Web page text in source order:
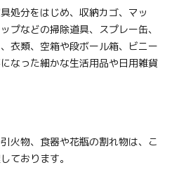
処分をはじめ、収納カゴ、マッ
プなどの掃除道具、スプレー缶、
衣類、空箱や段ボール箱、ビニー
なった細かな生活用品や日用雑貨
火物、食器や花瓶の割れ物は、こ
ております。